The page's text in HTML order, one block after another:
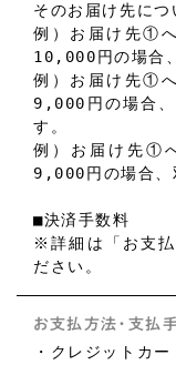
そのお届け先につ
例）お届け先①
10,000円の場合
例）お届け先①
9,000円の場合
す。
例）お届け先①
9,000円の場合、
■決済手数料
※詳細は「お支払
ださい。
お支払方法・支払
・クレジットカ